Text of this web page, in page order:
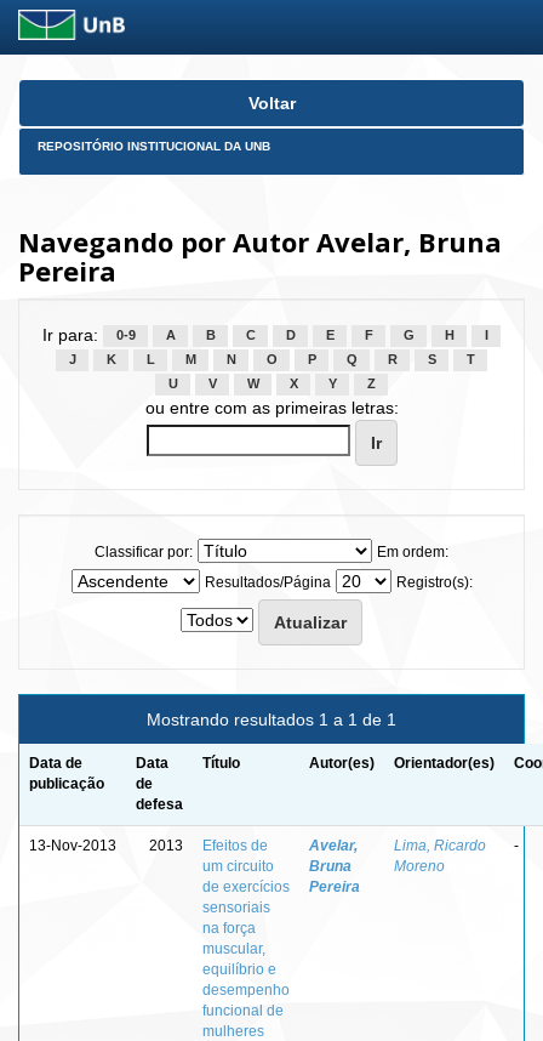
Skip
Voltar
REPOSITÓRIO INSTITUCIONAL DA UNB
Navegando por Autor Avelar, Bruna
Pereira
Ir para: 0-9 A B C D E F G H
J
K L M N O P Q R S
T
U
V W X Y Z
ou entre com as primeiras letras:
Classificar por:
Em ordem:
Resultados/Página
Registro(s):
Mostrando resultados 1 a 1 de 1
Data de
publicação
Data
de
defesa
Título Autor(es) Orientador(es)
13-Nov-2013 2013
Efeitos de
um circuito
de exercícios
sensoriais
na força
muscular,
equilíbrio e
desempenho
funcional de
mulheres
Avelar,
Bruna
Pereira
Lima, Ricardo
Moreno
-